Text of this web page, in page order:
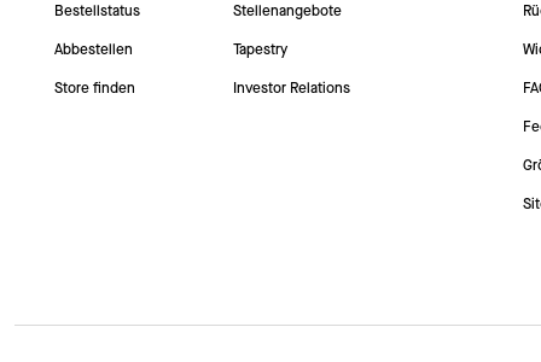
Bestellstatus
Abbestellen
Store finden
Stellenangebote
Tapestry
Investor Relations